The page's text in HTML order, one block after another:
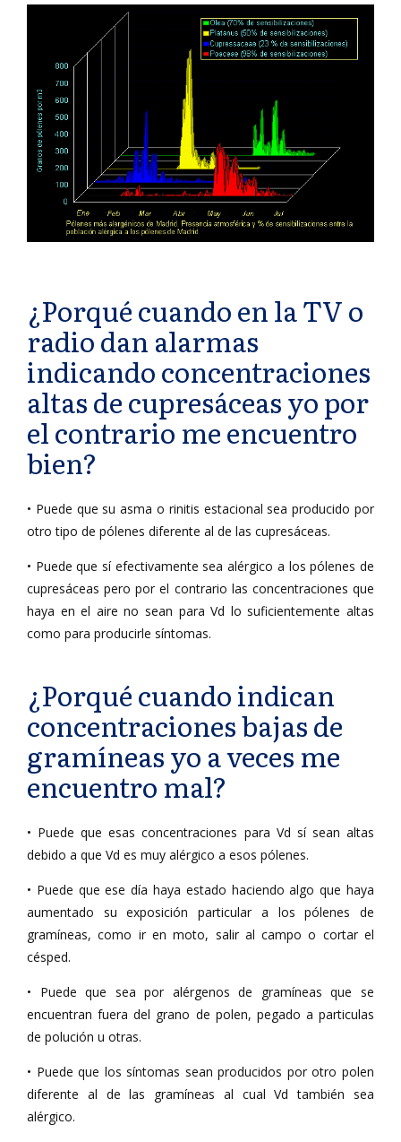
¿Porqué cuando en la TV o
radio dan alarmas
indicando concentraciones
altas de cupresáceas yo por
el contrario me encuentro
bien?
• Puede que su asma o rinitis estacional sea producido por
otro tipo de pólenes diferente al de las cupresáceas.
• Puede que sí efectivamente sea alérgico a los pólenes de
cupresáceas pero por el contrario las concentraciones que
haya en el aire no sean para Vd lo suficientemente altas
como para producirle síntomas.
¿Porqué cuando indican
concentraciones bajas de
gramíneas yo a veces me
encuentro mal?
• Puede que esas concentraciones para Vd sí sean altas
debido a que Vd es muy alérgico a esos pólenes.
• Puede que ese día haya estado haciendo algo que haya
aumentado su exposición particular a los pólenes de
gramíneas, como ir en moto, salir al campo o cortar el
césped.
• Puede que sea por alérgenos de gramíneas que se
encuentran fuera del grano de polen, pegado a particulas
de polución u otras.
• Puede que los síntomas sean producidos por otro polen
diferente al de las gramíneas al cual Vd también sea
alérgico.